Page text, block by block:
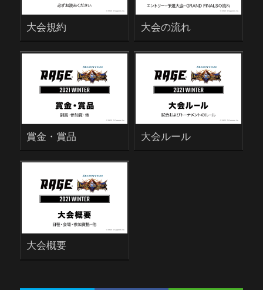
大会規約 大会の流れ
賞金・賞品 大会ルール
大会概要